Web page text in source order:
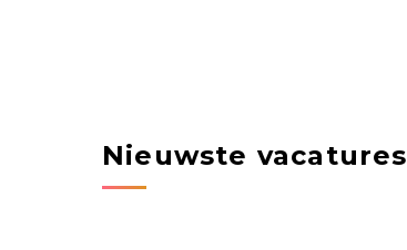
Nieuwste vacatures